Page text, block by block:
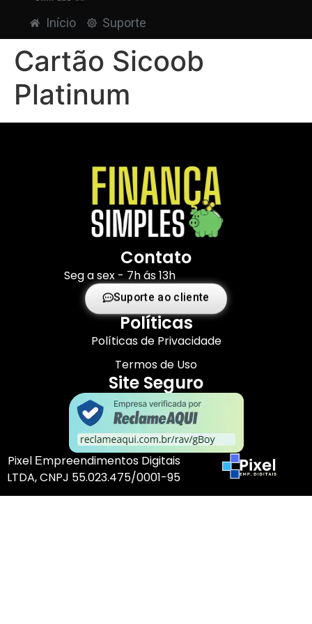
Início Suporte
Cartão Sicoob
Platinum
Contato
Seg a sex - 7h ás 13h
Suporte ao cliente
Políticas
Políticas de Privacidade
Termos de Uso
Site Seguro
Pixel Еmpreendimentos Digitais
LTDA, CNPJ 55.023.475/0001-95